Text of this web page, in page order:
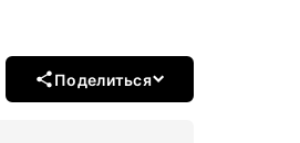
Поделиться